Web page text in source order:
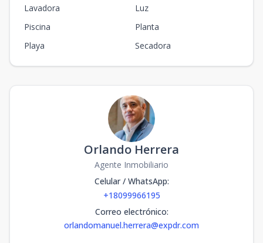
Lavadora
Luz
Piscina
Planta
Playa
Secadora
Orlando Herrera
Agente Inmobiliario
Celular / WhatsApp:
+18099966195
Correo electrónico:
orlandomanuel.herrera@expdr.com